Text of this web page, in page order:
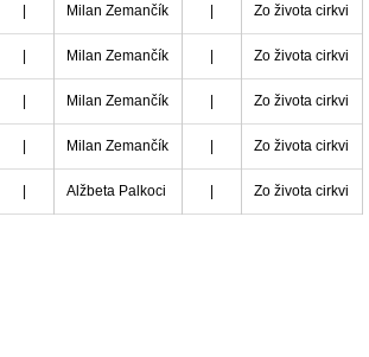
| Milan Zemančík | Zo života cirkvi
| Milan Zemančík | Zo života cirkvi
| Milan Zemančík | Zo života cirkvi
| Milan Zemančík | Zo života cirkvi
| Alžbeta Palkoci | Zo života cirkvi